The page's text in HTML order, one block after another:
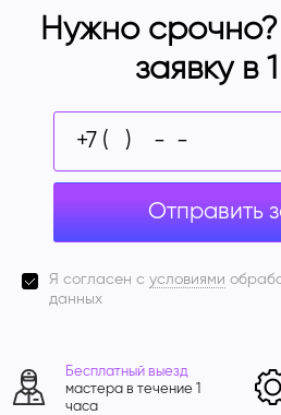
Нужно
заявку в
Отправить
Я согласен с условиями
данных
Бесплатный выезд
мастера в течение 1
часа